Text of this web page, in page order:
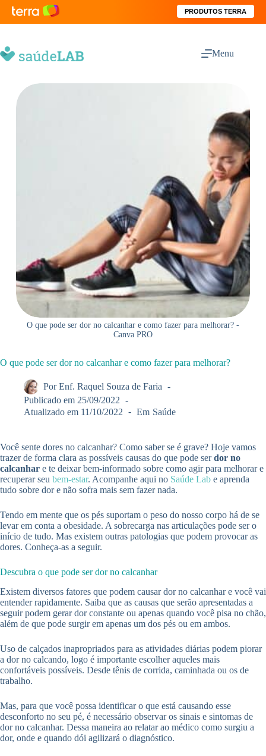
PRODUTOS TERRA
Menu
O que pode ser dor no calcanhar e como fazer para melhorar? -
Canva PRO
O que pode ser dor no calcanhar e como fazer para melhorar?
Por Enf. Raquel Souza de Faria
Publicado em 25/09/2022
Atualizado em 11/10/2022 Em Saúde
Você sente dores no calcanhar? Como saber se é grave? Hoje vamos
trazer de forma clara as possíveis causas do que pode serdor no
calcanhar e te deixar bem-informado sobre como agir para melhorar e
recuperar seu bem-estar. Acompanhe aqui no Saúde Lab e aprenda
tudo sobre dor e não sofra mais sem fazer nada.
Tendo em mente que os pés suportam o peso do nosso corpo há de se
levar em conta a obesidade. A sobrecarga nas articulações pode ser o
início de tudo. Mas existem outras patologias que podem provocar as
dores. Conheça-as a seguir.
Descubra o que pode ser dor no calcanhar
Existem diversos fatores que podem causar dor no calcanhar e você vai
entender rapidamente. Saiba que as causas que serão apresentadas a
seguir podem gerar dor constante ou apenas quando você pisa no chão,
além de que pode surgir em apenas um dos pés ou em ambos.
Uso de calçados inapropriados para as atividades diárias podem piorar
a dor no calcando, logo é importante escolher aqueles mais
confortáveis possíveis. Desde tênis de corrida, caminhada ou os de
trabalho.
Mas, para que você possa identificar o que está causando esse
desconforto no seu pé, é necessário observar os sinais e sintomas de
dor no calcanhar. Dessa maneira ao relatar ao médico como surgiu a
dor, onde e quando dói agilizará o diagnóstico.